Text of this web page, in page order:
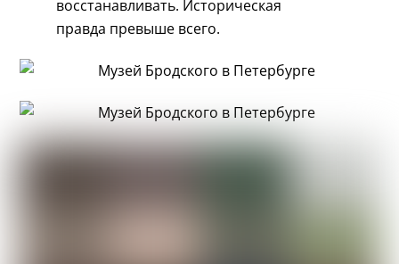
восстанавливать. Историческая
правда превыше всего.